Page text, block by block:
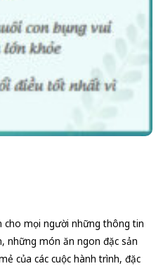
cho mọi người những thông tin
những món ăn ngon đặc sản
của các cuộc hành trình, đặc